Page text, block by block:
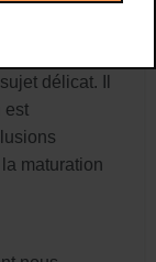
délicat. Il
est
maturation